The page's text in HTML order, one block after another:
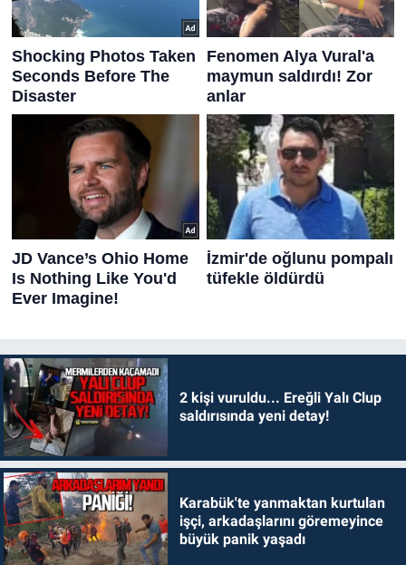
2 kişi vuruldu... Ereğli Yalı Clup
saldırısında yeni detay!
Karabük'te yanmaktan kurtulan
işçi, arkadaşlarını göremeyince
büyük panik yaşadı